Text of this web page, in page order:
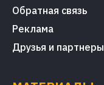
Обратная связь
Реклама
Друзья и партнеры